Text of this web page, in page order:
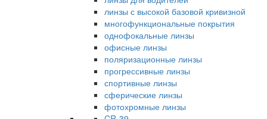
линзы с высокой базовой кривизной
многофункциональные покрытия
однофокальные линзы
офисные линзы
поляризационные линзы
прогрессивные линзы
спортивные линзы
сферические линзы
фотохромные линзы